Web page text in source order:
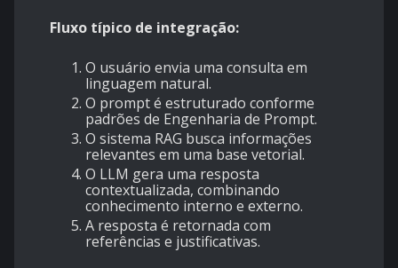
Fluxo típico de integração:
O usuário envia uma consulta em
linguagem natural.
O prompt é estruturado conforme
padrões de Engenharia de Prompt.
O sistema RAG busca informações
relevantes em uma base vetorial.
O LLM gera uma resposta
contextualizada, combinando
conhecimento interno e externo.
A resposta é retornada com
referências e justificativas.